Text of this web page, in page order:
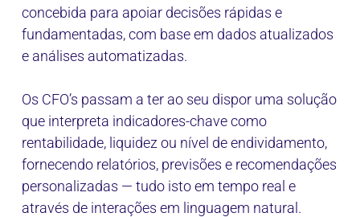
concebida para apoiar decisões rápidas e
fundamentadas, com base em dados atualizados
e análises automatizadas.
Os CFO’s passam a ter ao seu dispor uma solução
que interpreta indicadores-chave como
rentabilidade, liquidez ou nível de endividamento,
fornecendo relatórios, previsões e recomendações
personalizadas — tudo isto em tempo real e
através de interações em linguagem natural.